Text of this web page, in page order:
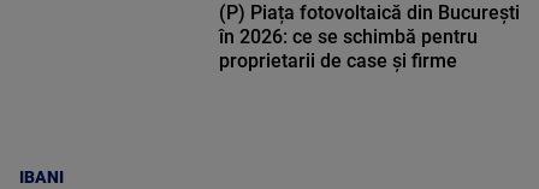
IBANI
(P) Piața fotovoltaică din București
în 2026: ce se schimbă pentru
proprietarii de case și firme